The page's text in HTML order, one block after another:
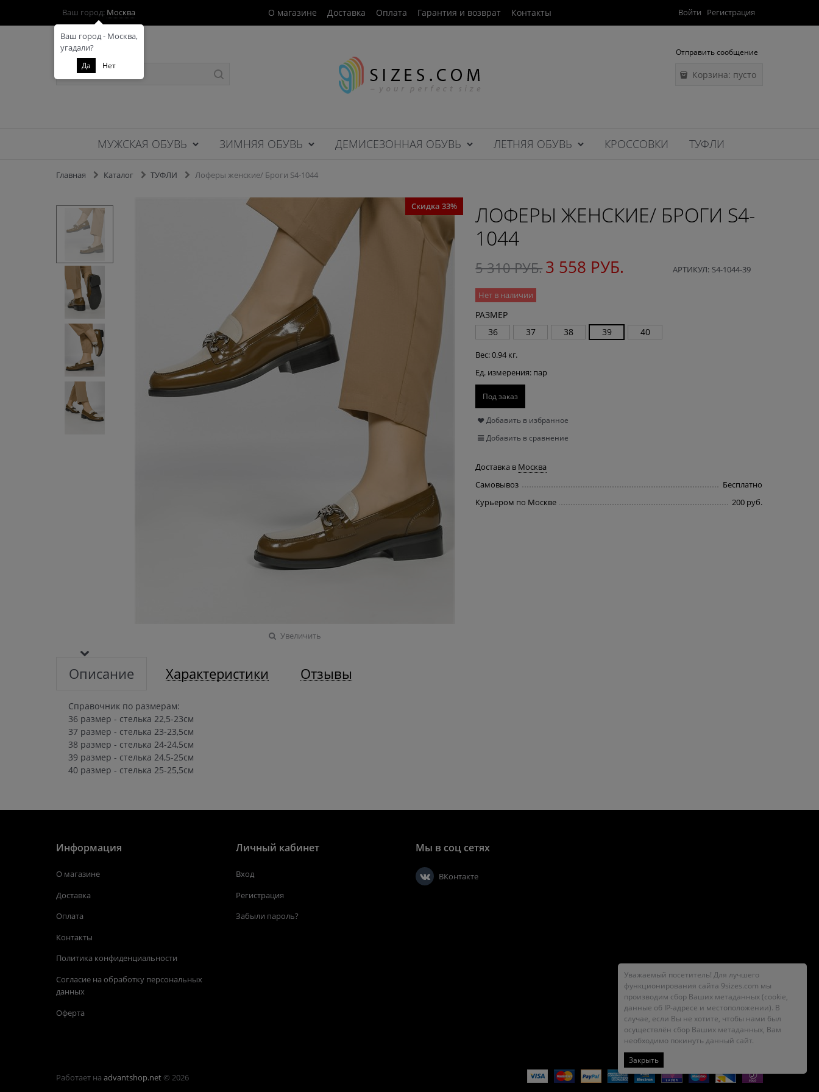
Ваш город: Москва О магазине Доставка Оплата Гарантия и возврат Контакты Войти Регистрация
Отправить сообщение
Корзина: пусто
МУЖСКАЯ ОБУВЬ ЗИМНЯЯ ОБУВЬ ДЕМИСЕЗОННАЯ ОБУВЬ ЛЕТНЯЯ ОБУВЬ КРОССОВКИ ТУФЛИ
Главная Каталог ТУФЛИ Лоферы женские/ Броги S4-1044
Скидка 33%
Увеличить
ЛОФЕРЫ ЖЕНСКИЕ/ БРОГИ S4-
1044
5 310 РУБ. 3 558 РУБ. АРТИКУЛ: S4-1044-39
Нет в наличии
РАЗМЕР
36
37 38 39 40
Вес:0.94 кг.
Ед. измерения: пар
Под заказ
Добавить в избранное
Добавить в сравнение
Доставка в Москва
Самовывоз
Бесплатно
Курьером по Москве
200 руб.
Описание Характеристики Отзывы
Справочник по размерам:
36 размер - стелька 22,5-23см
37 размер - стелька 23-23,5см
38 размер - стелька 24-24,5см
39 размер - стелька 24,5-25см
40 размер - стелька 25-25,5см
Информация
О магазине
Доставка
Оплата
Контакты
Политика конфиденциальности
Согласие на обработку персональных
данных
Оферта
Личный кабинет
Вход
Регистрация
Забыли пароль?
Мы в соц сетях
ВКонтакте
Работает на advantshop.net© 2026
Ваш город - Москва,
угадали?
Да Нет
Уважаемый посетитель! Для лучшего
функционирования сайта 9sizes.com мы
производим сбор Ваших метаданных (cookie,
данные об IP-адресе и местоположении). В
случае, если Вы не хотите, чтобы нами был
осуществлён сбор Ваших метаданных, Вам
необходимо покинуть данный сайт.
Закрыть